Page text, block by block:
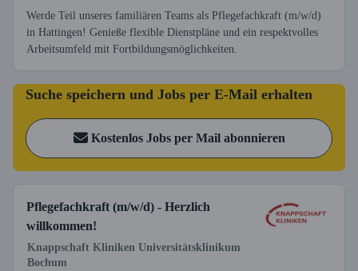
Werde Teil unseres familiären Teams als Pflegefachkraft (m/w/d)
in Hattingen! Genieße flexible Dienstpläne und ein respektvolles
Arbeitsumfeld mit Fortbildungsmöglichkeiten.
Suche speichern und Jobs per E-Mail erhalten
Kostenlos Jobs per Mail abonnieren
Pflegefachkraft (m/w/d) - Herzlich
willkommen!
Knappschaft Kliniken Universitätsklinikum
Bochum